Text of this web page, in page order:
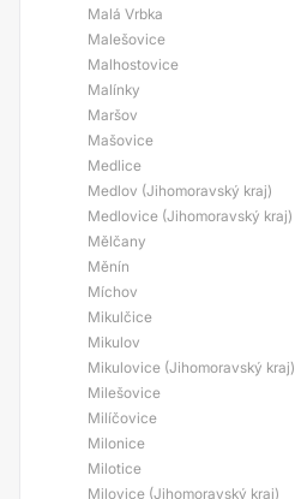
Malá Vrbka
Malešovice
Malhostovice
Malínky
Maršov
Mašovice
Medlice
Medlov (Jihomoravský kraj)
Medlovice (Jihomoravský kraj)
Mělčany
Měnín
Míchov
Mikulčice
Mikulov
Mikulovice (Jihomoravský kraj)
Milešovice
Milíčovice
Milonice
Milotice
Milovice (Jihomoravský kraj)